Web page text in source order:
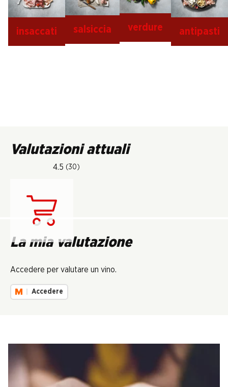
insaccati salsiccia verdure antipasti
Valutazioni attuali
4.5 (30)
La mia valutazione
Accedere per valutare un vino.
Accedere